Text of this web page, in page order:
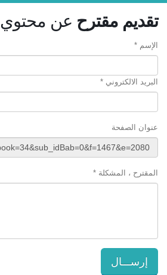
تقديم مقترح عن محتوي
الإسم *
البريد الالكتروني *
عنوان الصفحة
المقترح ، المشكلة *